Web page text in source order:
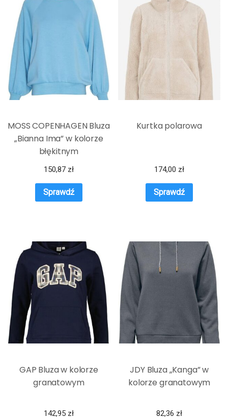
MOSS COPENHAGEN Bluza
„Bianna Ima” w kolorze
błękitnym
150,87 zł
Sprawdź
Kurtka polarowa
174,00 zł
Sprawdź
GAP Bluza w kolorze
granatowym
142,95 zł
JDY Bluza „Kanga” w
kolorze granatowym
82,36 zł